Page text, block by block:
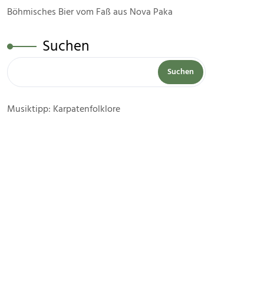
Böhmisches Bier vom Faß aus Nova Paka
Suchen
Suchen
Musiktipp: Karpatenfolklore